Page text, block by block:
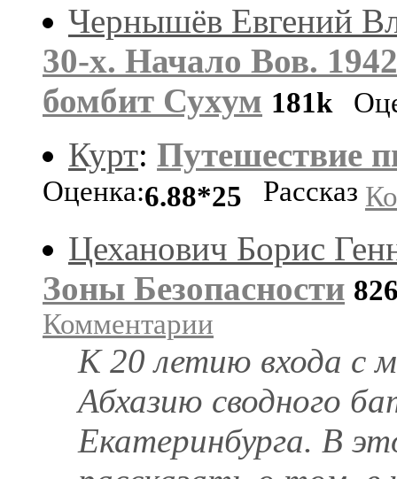
Чернышёв Евгений
30-х. Начало Вов.
бомбит Сухум 181k
Курт: Путешествие
Оценка:6.88*25 Рассказ
Цеханович Борис
Зоны Безопасности
Комментарии
К 20 летию входа с
Абхазию сводного
Екатеринбурга. В